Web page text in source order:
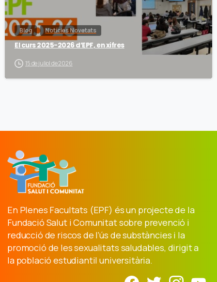
Blog Notícies Novetats
El curs 2025-2026 d’EPF, en xifres
15 de juliol de 2026
En Plenes Facultats (EPF) és un projecte de la
Fundació Salut i Comunitat sobre prevenció i
reducció de riscos de l’ús de substàncies i la
promoció de les sexualitats saludables, dirigit a
la població estudiantil universitària.